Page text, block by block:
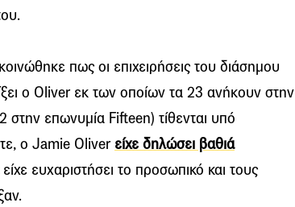
πως οι επιχειρήσεις του διάσημου
ο Οliver εκ των οποίων τα 23 ανήκουν στην
στην επωνυμία Fifteen) τίθενται υπό
ο Jamie Oliver είχε δηλώσει βαθιά
ευχαριστήσει το προσωπικό και τους